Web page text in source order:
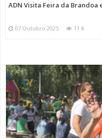
ADN Visita Feira da Brandoa
07 Outubro 2025 11 K